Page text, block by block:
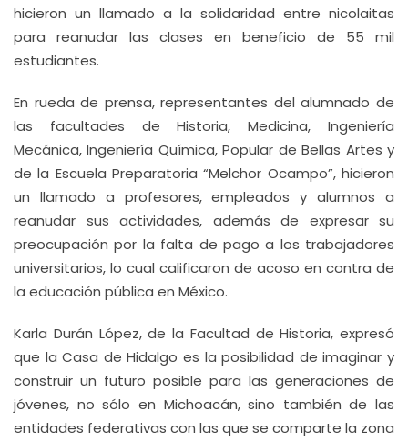
hicieron un llamado a la solidaridad entre nicolaitas
para reanudar las clases en beneficio de 55 mil
estudiantes.
En rueda de prensa, representantes del alumnado de
las facultades de Historia, Medicina, Ingeniería
Mecánica, Ingeniería Química, Popular de Bellas Artes y
de la Escuela Preparatoria “Melchor Ocampo”, hicieron
un llamado a profesores, empleados y alumnos a
reanudar sus actividades, además de expresar su
preocupación por la falta de pago a los trabajadores
universitarios, lo cual calificaron de acoso en contra de
la educación pública en México.
Karla Durán López, de la Facultad de Historia, expresó
que la Casa de Hidalgo es la posibilidad de imaginar y
construir un futuro posible para las generaciones de
jóvenes, no sólo en Michoacán, sino también de las
entidades federativas con las que se comparte la zona